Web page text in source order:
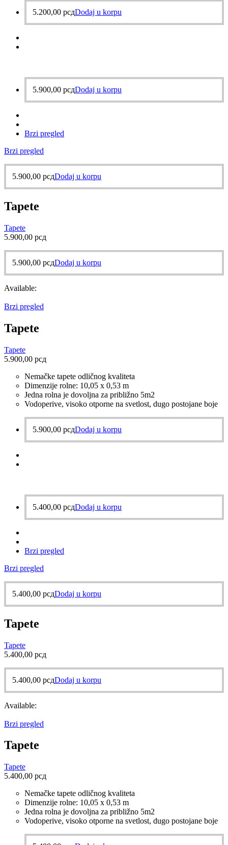
5.200,00 рсдDodaj u korpu
5.900,00 рсдDodaj u korpu
Brzi pregled
Brzi pregled
5.900,00 рсдDodaj u korpu
Tapete
Tapete
5.900,00 рсд
5.900,00 рсдDodaj u korpu
Available:
Brzi pregled
Tapete
Tapete
5.900,00 рсд
Nemačke tapete odličnog kvaliteta
Dimenzije rolne: 10,05 x 0,53 m
Jedna rolna je dovoljna za približno 5m2
Vodoperive, visoko otporne na svetlost, dugo postojane boje
5.900,00 рсдDodaj u korpu
5.400,00 рсдDodaj u korpu
Brzi pregled
Brzi pregled
5.400,00 рсдDodaj u korpu
Tapete
Tapete
5.400,00 рсд
5.400,00 рсдDodaj u korpu
Available:
Brzi pregled
Tapete
Tapete
5.400,00 рсд
Nemačke tapete odličnog kvaliteta
Dimenzije rolne: 10,05 x 0,53 m
Jedna rolna je dovoljna za približno 5m2
Vodoperive, visoko otporne na svetlost, dugo postojane boje